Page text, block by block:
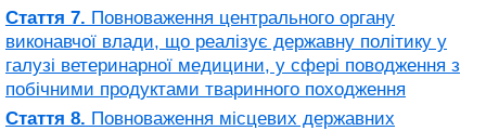
Стаття 7. Повноваження центрального органу
виконавчої влади, що реалізує державну політику у
галузі ветеринарної медицини, у сфері поводження з
побічними продуктами тваринного походження
Стаття 8. Повноваження місцевих державних